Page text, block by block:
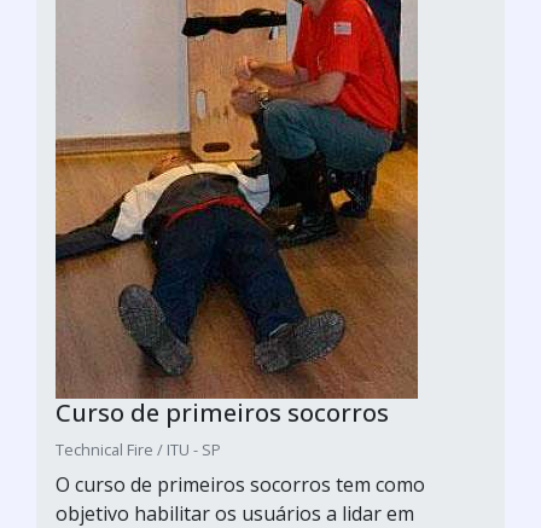
Curso de primeiros socorros
Technical Fire / ITU - SP
O curso de primeiros socorros tem como
objetivo habilitar os usuários a lidar em